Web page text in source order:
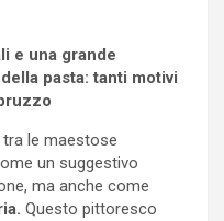
e una grande
pasta: tanti motivi
le maestose
un suggestivo
ma anche come
Questo pittoresco